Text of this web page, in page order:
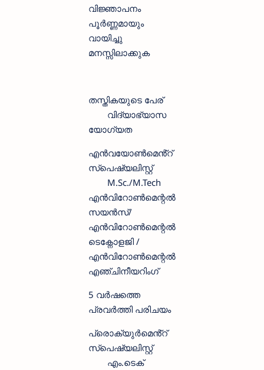
വിജ്ഞാപനം
പൂര്‍ണ്ണമായും
വായിച്ചു
മനസ്സിലാക്കുക
തസ്തികയുടെ പേര്
വിദ്യാഭ്യാസ
യോഗ്യത
എൻവയോൺമെൻ്റ്
സ്‌പെഷ്യലിസ്റ്റ്
M.Sc./M.Tech
എൻവിറോൺമെന്റൽ
സയൻസ്/
എൻവിറോൺമെന്റൽ
ടെക്നോളജി /
എൻവിറോൺമെന്റൽ
എഞ്ചിനീയറിംഗ്
5 വർഷത്തെ
പ്രവർത്തി പരിചയം
പ്രൊക്യുർമെൻ്റ്
സ്‌പെഷ്യലിസ്റ്റ്
എം.ടെക്